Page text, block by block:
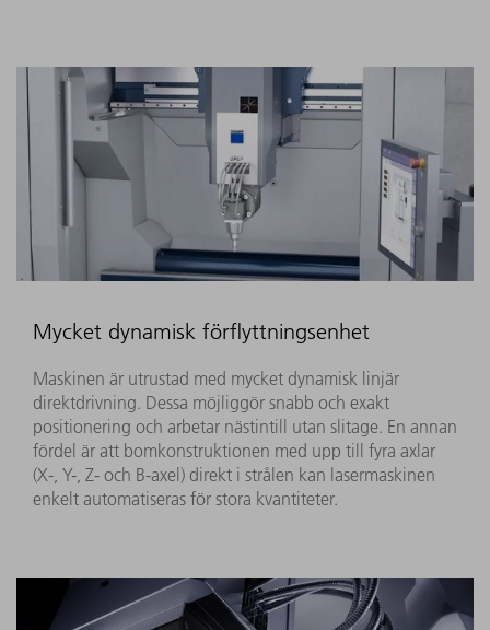
Mycket dynamisk förflyttningsenhet
Maskinen är utrustad med mycket dynamisk linjär
direktdrivning. Dessa möjliggör snabb och exakt
positionering och arbetar nästintill utan slitage. En annan
fördel är att bomkonstruktionen med upp till fyra axlar
(X-, Y-, Z- och B-axel) direkt i strålen kan lasermaskinen
enkelt automatiseras för stora kvantiteter.